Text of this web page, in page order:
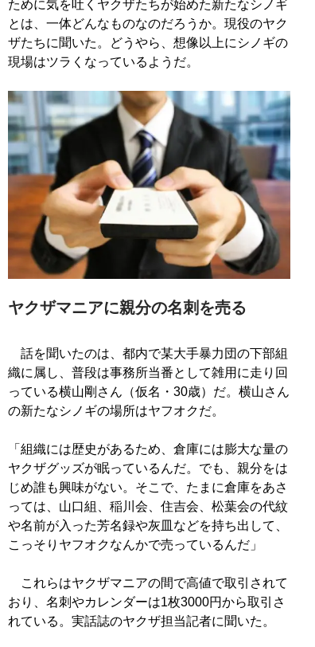
ために気を吐くヤクザたちが始めた新たなシノギ
とは、一体どんなものなのだろうか。現役のヤク
ザたちに聞いた。どうやら、想像以上にシノギの
現場はツラくなっているようだ。
ヤクザマニアに親分の名刺を売る
話を聞いたのは、都内で某大手暴力団の下部組
織に属し、普段は事務所当番として雑用に走り回
っている横山剛さん（仮名・30歳）だ。横山さん
の新たなシノギの場所はヤフオクだ。
「組織には歴史があるため、倉庫には膨大な量の
ヤクザグッズが眠っているんだ。でも、親分をは
じめ誰も興味がない。そこで、たまに倉庫をあさ
っては、山口組、稲川会、住吉会、松葉会の代紋
や名前が入った芳名録や灰皿などを持ち出して、
こっそりヤフオクなんかで売っているんだ」
これらはヤクザマニアの間で高値で取引されて
おり、名刺やカレンダーは1枚3000円から取引さ
れている。実話誌のヤクザ担当記者に聞いた。